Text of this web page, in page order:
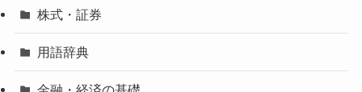
株式・証券
用語辞典